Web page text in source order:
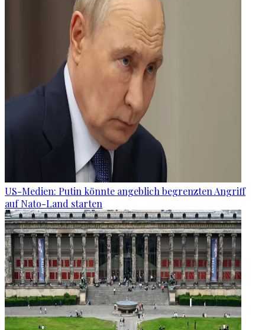
US-Medien: Putin könnte angeblich begrenzten Angriff
auf Nato-Land starten